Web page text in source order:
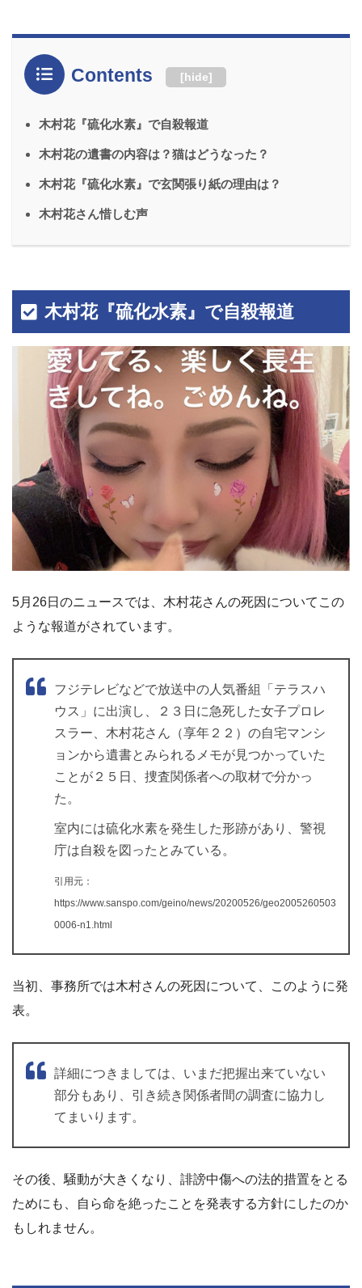
Contents [hide]
木村花『硫化水素』で自殺報道
木村花の遺書の内容は？猫はどうなった？
木村花『硫化水素』で玄関張り紙の理由は？
木村花さん惜しむ声
木村花『硫化水素』で自殺報道
5月26日のニュースでは、木村花さんの死因についてこの
ような報道がされています。
フジテレビなどで放送中の人気番組「テラスハ
ウス」に出演し、２３日に急死した女子プロレ
スラー、木村花さん（享年２２）の自宅マンシ
ョンから遺書とみられるメモが見つかっていた
ことが２５日、捜査関係者への取材で分かっ
た。
室内には硫化水素を発生した形跡があり、警視
庁は自殺を図ったとみている。
引用元：
https://www.sanspo.com/geino/news/20200526/geo2005260503
0006-n1.html
当初、事務所では木村さんの死因について、このように発
表。
詳細につきましては、いまだ把握出来ていない
部分もあり、引き続き関係者間の調査に協力し
てまいります。
その後、騒動が大きくなり、誹謗中傷への法的措置をとる
ためにも、自ら命を絶ったことを発表する方針にしたのか
もしれません。